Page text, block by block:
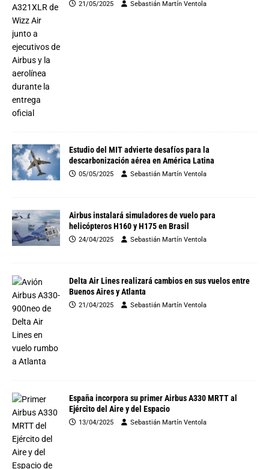
21/05/2025 Sebastián Martín Ventola
Estudio del MIT advierte desafíos para la
descarbonización aérea en América Latina
05/05/2025 Sebastián Martín Ventola
Airbus instalará simuladores de vuelo para
helicópteros H160 y H175 en Brasil
24/04/2025 Sebastián Martín Ventola
Delta Air Lines realizará cambios en sus vuelos entre
Buenos Aires y Atlanta
21/04/2025 Sebastián Martín Ventola
España incorpora su primer Airbus A330 MRTT al
Ejército del Aire y del Espacio
13/04/2025 Sebastián Martín Ventola